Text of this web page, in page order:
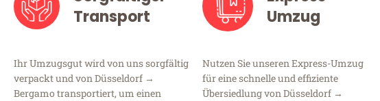
Transport
Ihr Umzugsgut wird von uns sorgfältig
verpackt und von Düsseldorf →
Bergamo transportiert, um einen
Umzug
Nutzen Sie unseren Express-Umzug
für eine schnelle und effiziente
Übersiedlung von Düsseldorf →